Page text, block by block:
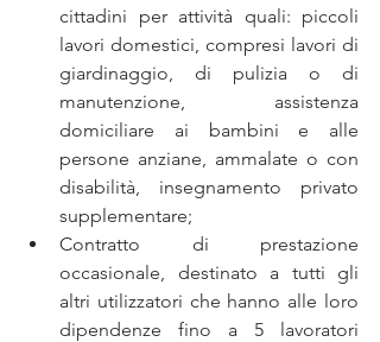
cittadini per attività quali: piccoli
lavori domestici, compresi lavori di
giardinaggio, di pulizia o di
manutenzione, assistenza
domiciliare ai bambini e alle
persone anziane, ammalate o con
disabilità, insegnamento privato
supplementare;
Contratto di prestazione
occasionale, destinato a tutti gli
altri utilizzatori che hanno alle loro
dipendenze fino a 5 lavoratori